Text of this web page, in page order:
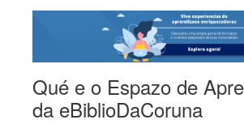
Qué e o Espazo de
da eBiblioDaCoruna